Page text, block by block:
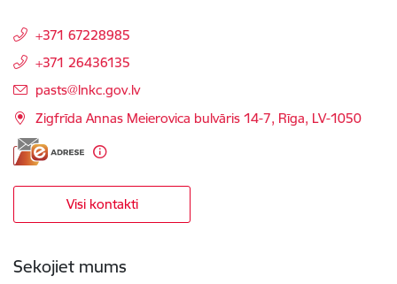
+371 67228985
+371 26436135
E-pasts:
pasts@lnkc.gov.lv
Zigfrīda Annas Meierovica bulvāris 14-7, Rīga, LV-1050
Visi kontakti
Sekojiet mums